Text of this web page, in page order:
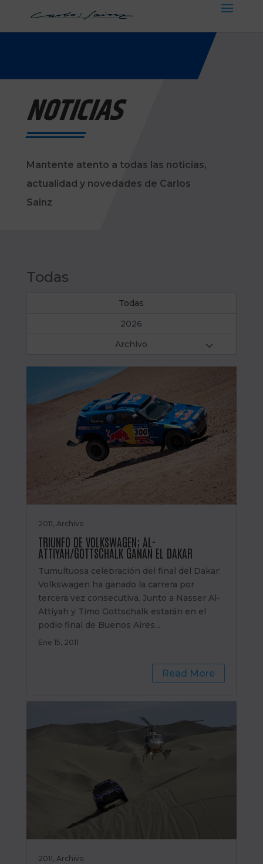
NOTICIAS
Mantente atento a todas las noticias,
actualidad y novedades de Carlos
Sainz
Todas
Todas
2026
Archivo
2011, Archivo
TRIUNFO DE VOLKSWAGEN; AL-
ATTIYAH/GOTTSCHALK GANAN EL DAKAR
Tumultuosa celebración del final del Dakar:
Volkswagen ha ganado la carrera por
tercera vez consecutiva. Junto a Nasser Al-
Attiyah y Timo Gottschalk estarán en el
podio final de Buenos Aires...
Ene 15, 2011
Read More
2011, Archivo